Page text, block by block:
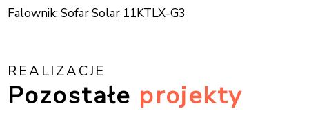
Falownik: Sofar Solar 11KTLX-G3
REALIZACJE
Pozostałe projekty